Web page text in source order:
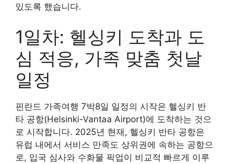
있도록 했습니다.
1일차: 헬싱키 도착과 도
심 적응, 가족 맞춤 첫날
일정
핀란드 가족여행 7박8일 일정의 시작은 헬싱키 반
타 공항(Helsinki-Vantaa Airport)에 도착하는 것으
로 시작합니다. 2025년 현재, 헬싱키 반타 공항은
유럽 내에서 서비스 만족도 상위권에 속하는 공항으
로, 입국 심사와 수화물 픽업이 비교적 빠르게 이루